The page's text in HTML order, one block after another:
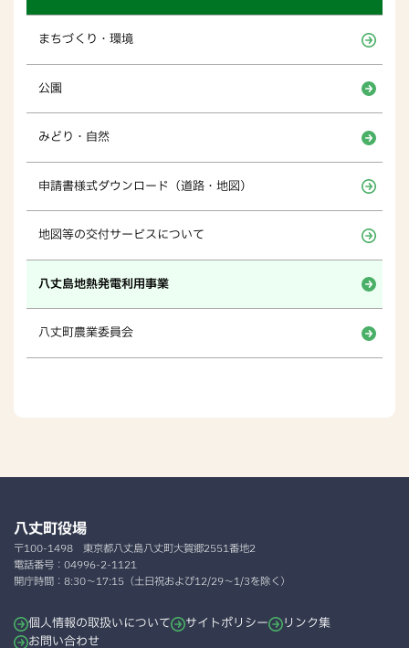
まちづくり・環境
公園
みどり・自然
申請書様式ダウンロード（道路・地図）
地図等の交付サービスについて
八丈島地熱発電利用事業
八丈町農業委員会
八丈町役場
〒100-1498 東京都八丈島八丈町大賀郷2551番地2
電話番号： 04996-2-1121
開庁時間： 8:30～17:15（土日祝および12/29～1/3を除く）
個人情報の取扱いについて サイトポリシー
リンク集
お問い合わせ